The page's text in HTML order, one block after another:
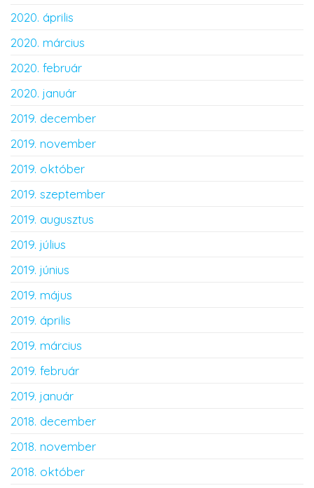
2020. április
2020. március
2020. február
2020. január
2019. december
2019. november
2019. október
2019. szeptember
2019. augusztus
2019. július
2019. június
2019. május
2019. április
2019. március
2019. február
2019. január
2018. december
2018. november
2018. október